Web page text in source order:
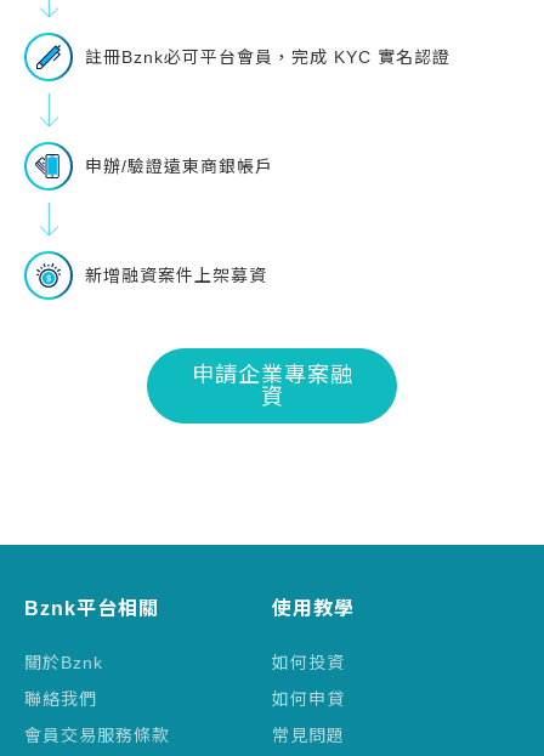
註冊Bznk必可平台會員，完成 KYC 實名認證
申辦/驗證遠東商銀帳戶
新增融資案件上架募資
申請企業專案融
資
Bznk平台相關
關於Bznk
聯絡我們
會員交易服務條款
使用教學
如何投資
如何申貸
常見問題